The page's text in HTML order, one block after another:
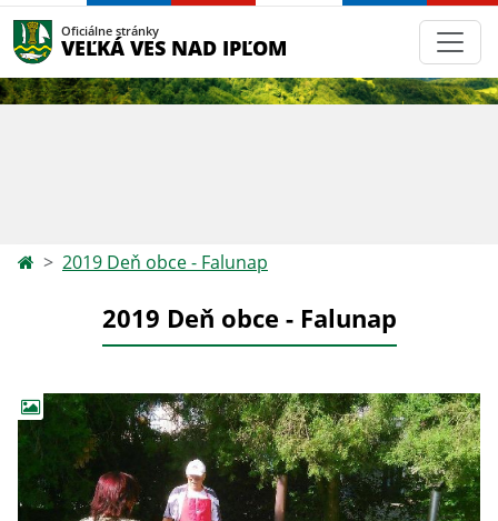
Oficiálne stránky
VEĽKÁ VES NAD IPĽOM
2019 Deň obce - Falunap
2019 Deň obce - Falunap